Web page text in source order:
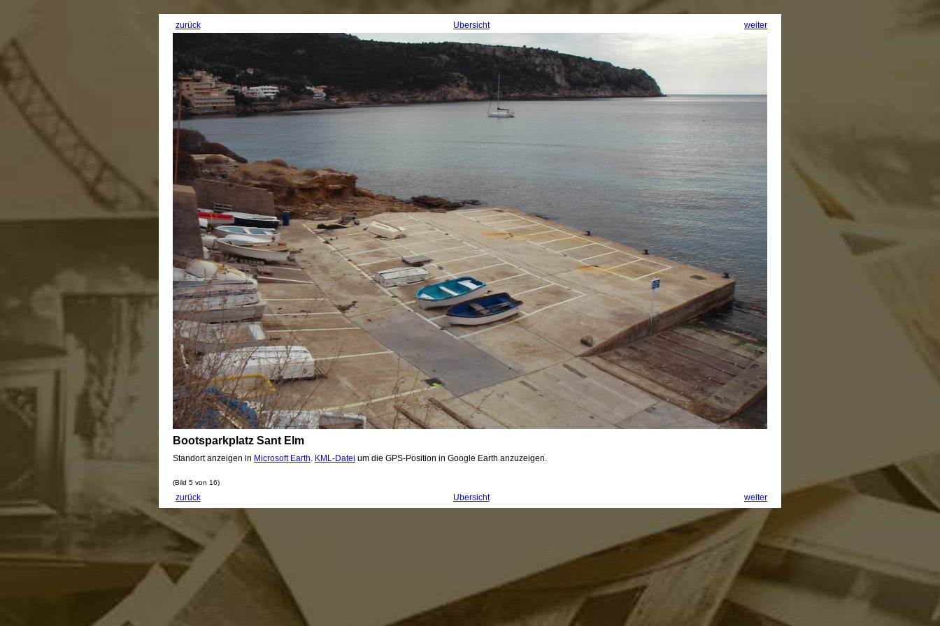
weiter
Übersicht
zurück
Bootsparkplatz Sant Elm
Standort anzeigen in Microsoft Earth KML-Datei um die GPS-Position in Google Earth anzuzeigen.
(Bild 5 von 16)
weiter
Übersicht
zurück